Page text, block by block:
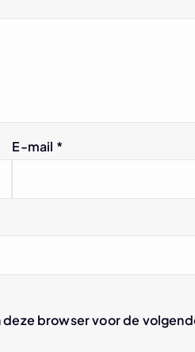
E-mail *
browser voor de